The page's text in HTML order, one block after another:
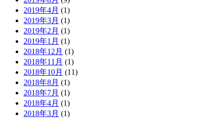
2019年4月 (1)
2019年3月 (1)
2019年2月 (1)
2019年1月 (1)
2018年12月 (1)
2018年11月 (1)
2018年10月 (11)
2018年8月 (1)
2018年7月 (1)
2018年4月 (1)
2018年3月 (1)